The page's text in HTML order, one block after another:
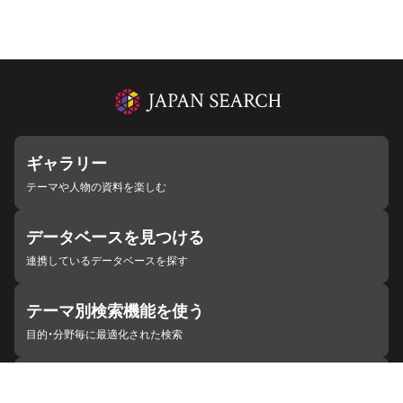
ギャラリー
テーマや人物の資料を楽しむ
データベースを見つける
連携しているデータベースを探す
テーマ別検索機能を使う
目的・分野毎に最適化された検索